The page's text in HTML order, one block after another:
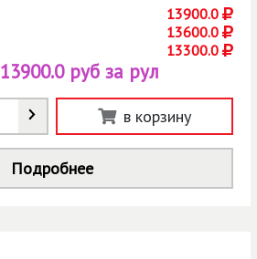
13900.0
13600.0
13300.0
13900.0 руб за рул
в корзину
Подробнее